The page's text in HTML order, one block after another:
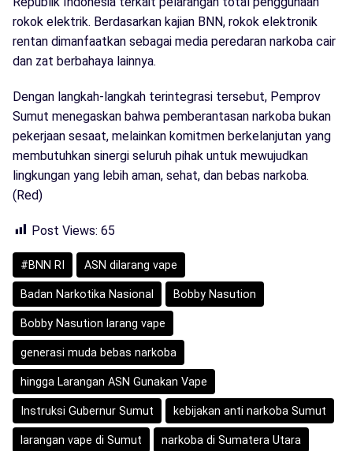
rokok elektrik. Berdasarkan kajian BNN, rokok elektronik
rentan dimanfaatkan sebagai media peredaran narkoba cair
dan zat berbahaya lainnya.
Dengan langkah-langkah terintegrasi tersebut, Pemprov
Sumut menegaskan bahwa pemberantasan narkoba bukan
pekerjaan sesaat, melainkan komitmen berkelanjutan yang
membutuhkan sinergi seluruh pihak untuk mewujudkan
lingkungan yang lebih aman, sehat, dan bebas narkoba.
(Red)
Post Views: 65
#BNN RI ASN dilarang vape
Badan Narkotika Nasional Bobby Nasution
Bobby Nasution larang vape
generasi muda bebas narkoba
hingga Larangan ASN Gunakan Vape
Instruksi Gubernur Sumut kebijakan anti narkoba Sumut
larangan vape di Sumut narkoba di Sumatera Utara